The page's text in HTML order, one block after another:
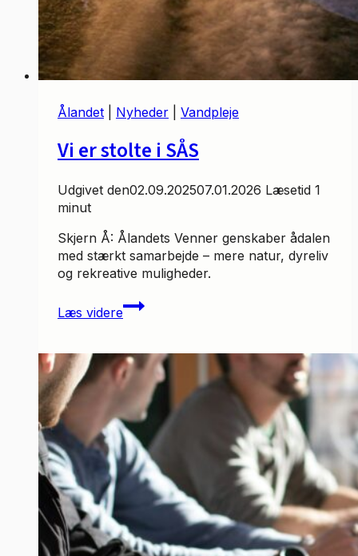
Ålandet Nyheder Vandpleje
Vi er stolte i SÅS
Udgivet den02.09.202507.01.2026 Læsetid 1
minut
Skjern Å: Ålandets Venner genskaber ådalen
med stærkt samarbejde – mere natur, dyreliv
og rekreative muligheder.
Læs videre
Vi
er
i
SÅS